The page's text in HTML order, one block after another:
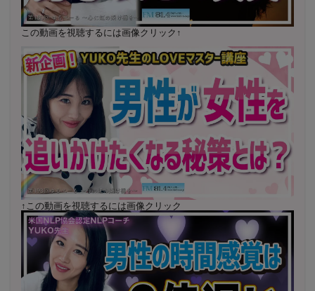
〜2024年7月 恋愛テキスト動画セット販売実績
2022年7月〜12月 グループセッション開始 限定10名
様 随時満席
2022年4月 米国NLP協会認定NLPコーチ及び日本NLP能
力開発協会認定NLPコーチ資格取得
この動画を視聴するには画像クリック↑
↑この動画を視聴するには画像クリック